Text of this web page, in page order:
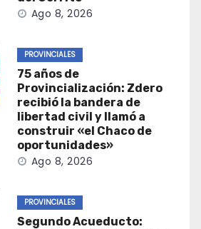
Ago 8, 2026
PROVINCIALES
75 años de
Provincialización: Zdero
recibió la bandera de
libertad civil y llamó a
construir «el Chaco de
oportunidades»
Ago 8, 2026
PROVINCIALES
Segundo Acueducto: